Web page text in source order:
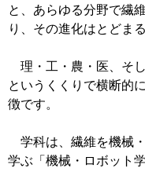
と、あらゆる分野で繊
り、その進化はとどま
理・工・農・医、そ
というくくりで横断的
徴です。
学科は、繊維を機械
学ぶ「機械・ロボット